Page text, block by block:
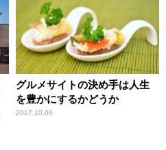
グルメサイトの決め手は人生
を豊かにするかどうか
2017.10.06